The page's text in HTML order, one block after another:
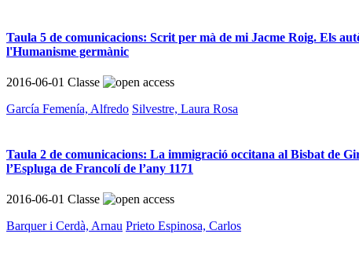
Taula 5 de comunicacions: Scrit per mà de mi Jacme Roig. Els
l'Humanisme germànic
2016-06-01 Classe
García Femenía, Alfredo Silvestre, Laura Rosa
Taula 2 de comunicacions: La immigració occitana al Bisbat de
l’Espluga de Francolí de l’any 1171
2016-06-01 Classe
Barquer i Cerdà, Arnau Prieto Espinosa, Carlos